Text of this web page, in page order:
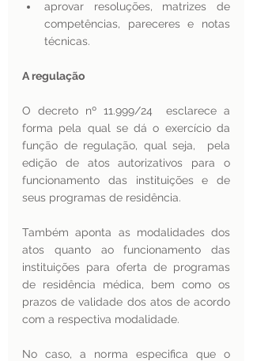
aprovar resoluções, matrizes de
competências, pareceres e notas
técnicas.
A regulação
O decreto nº 11.999/24  esclarece a
forma pela qual se dá o exercício da
função de regulação, qual seja,  pela
edição de atos autorizativos para o
funcionamento das instituições e de
seus programas de residência.
Também aponta as modalidades dos
atos quanto ao funcionamento das
instituições para oferta de programas
de residência médica, bem como os
prazos de validade dos atos de acordo
com a respectiva modalidade.
No caso, a norma especifica que o